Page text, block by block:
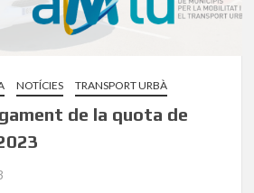
NOTÍCIES TRANSPORT URBÀ
de la quota de